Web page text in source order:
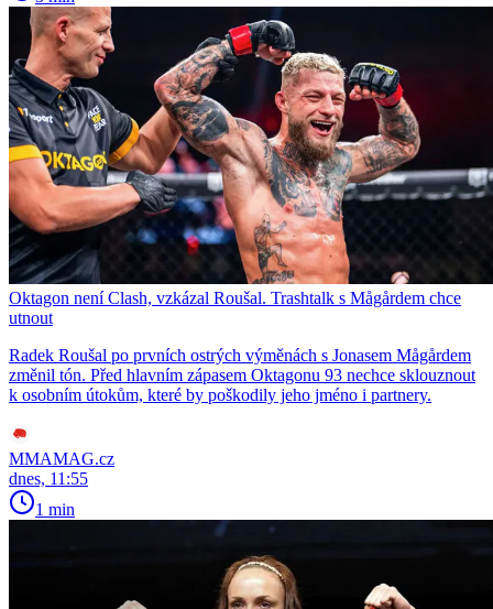
Oktagon není Clash, vzkázal Roušal. Trashtalk s Mågårdem chce
utnout
Radek Roušal po prvních ostrých výměnách s Jonasem Mågårdem
změnil tón. Před hlavním zápasem Oktagonu 93 nechce sklouznout
k osobním útokům, které by poškodily jeho jméno i partnery.
MMAMAG.cz
dnes, 11:55
1 min